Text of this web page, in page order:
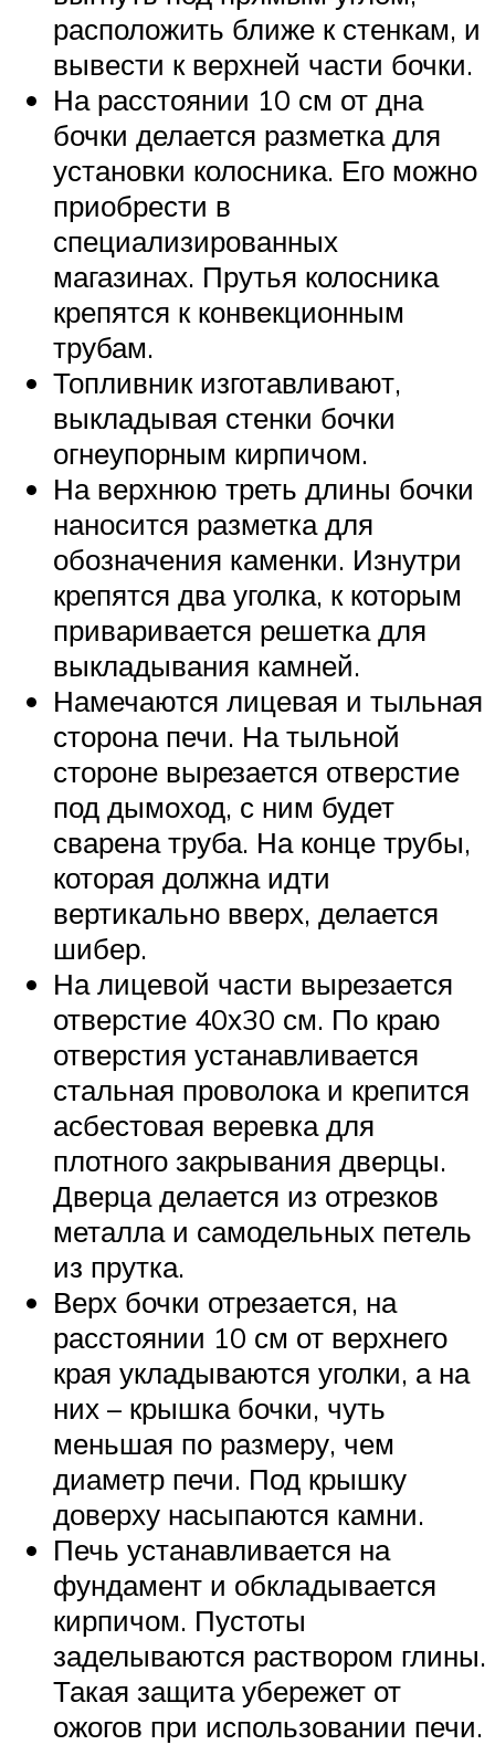
расположить ближе к стенкам, и
вывести к верхней части бочки.
На расстоянии 10 см от дна
бочки делается разметка для
установки колосника. Его можно
приобрести в
специализированных
магазинах. Прутья колосника
крепятся к конвекционным
трубам.
Топливник изготавливают,
выкладывая стенки бочки
огнеупорным кирпичом.
На верхнюю треть длины бочки
наносится разметка для
обозначения каменки. Изнутри
крепятся два уголка, к которым
приваривается решетка для
выкладывания камней.
Намечаются лицевая и тыльная
сторона печи. На тыльной
стороне вырезается отверстие
под дымоход, с ним будет
сварена труба. На конце трубы,
которая должна идти
вертикально вверх, делается
шибер.
На лицевой части вырезается
отверстие 40х30 см. По краю
отверстия устанавливается
стальная проволока и крепится
асбестовая веревка для
плотного закрывания дверцы.
Дверца делается из отрезков
металла и самодельных петель
из прутка.
Верх бочки отрезается, на
расстоянии 10 см от верхнего
края укладываются уголки, а на
них – крышка бочки, чуть
меньшая по размеру, чем
диаметр печи. Под крышку
доверху насыпаются камни.
Печь устанавливается на
фундамент и обкладывается
кирпичом. Пустоты
заделываются раствором глины.
Такая защита убережет от
ожогов при использовании печи.